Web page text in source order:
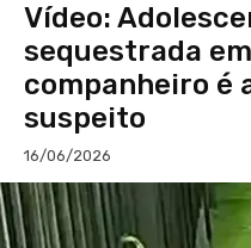
Vídeo:
sequestrada
companheiro é
suspeito
16/06/2026